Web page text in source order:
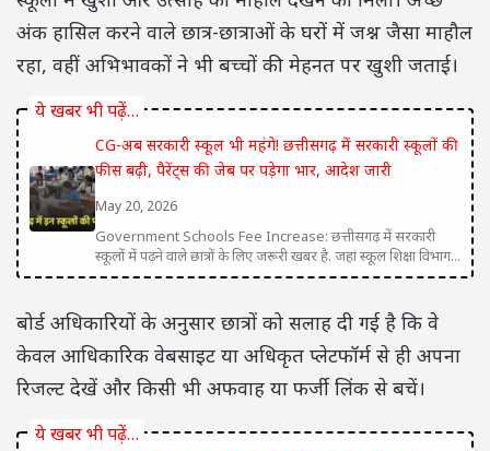
अंक हासिल करने वाले छात्र-छात्राओं के घरों में जश्न जैसा माहौल
रहा, वहीं अभिभावकों ने भी बच्चों की मेहनत पर खुशी जताई।
ये खबर भी पढ़ें…
CG-अब सरकारी स्कूल भी महंगे! छत्तीसगढ़ में सरकारी स्कूलों की
फीस बढ़ी, पैरेंट्स की जेब पर पड़ेगा भार, आदेश जारी
May 20, 2026
Government Schools Fee Increase: छत्तीसगढ़ में सरकारी
स्कूलों में पढ़ने वाले छात्रों के लिए जरूरी खबर है. जहां स्कूल शिक्षा विभाग...
बोर्ड अधिकारियों के अनुसार छात्रों को सलाह दी गई है कि वे
केवल आधिकारिक वेबसाइट या अधिकृत प्लेटफॉर्म से ही अपना
रिजल्ट देखें और किसी भी अफवाह या फर्जी लिंक से बचें।
ये खबर भी पढ़ें…